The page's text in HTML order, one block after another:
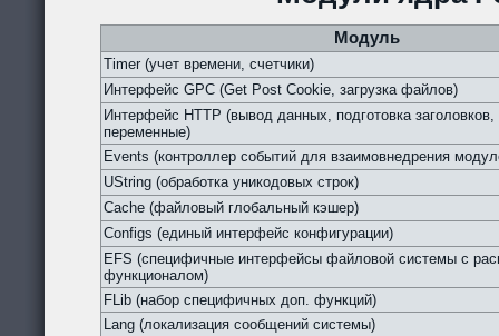
Модуль
Timer (учет времени, счетчики)
Интерфейс GPC (Get Post Cookie, загрузка файлов)
Интерфейс HTTP (вывод данных, подготовка
переменные)
Events (контроллер событий для взаимовнедрения
UString (обработка уникодовых строк)
Cache (файловый глобальный кэшер)
Configs (единый интерфейс конфигурации)
EFS (специфичные интерфейсы файловой системы с
функционалом)
FLib (набор специфичных доп. функций)
Lang (локализация сообщений системы)